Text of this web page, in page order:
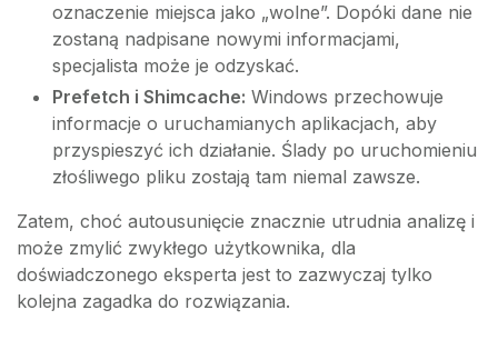
oznaczenie miejsca jako „wolne”. Dopóki dane nie
zostaną nadpisane nowymi informacjami,
specjalista może je odzyskać.
Prefetch i Shimcache: Windows przechowuje
informacje o uruchamianych aplikacjach, aby
przyspieszyć ich działanie. Ślady po uruchomieniu
złośliwego pliku zostają tam niemal zawsze.
Zatem, choć autousunięcie znacznie utrudnia analizę i
może zmylić zwykłego użytkownika, dla
doświadczonego eksperta jest to zazwyczaj tylko
kolejna zagadka do rozwiązania.